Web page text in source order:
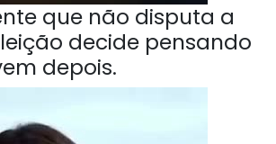
que não disputa a
decide pensando
depois.